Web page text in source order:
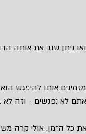
ניתן שוב את אותה
אותו להיפגש
לא נפגשים - וזה לא
כל הזמן. אולי קרה